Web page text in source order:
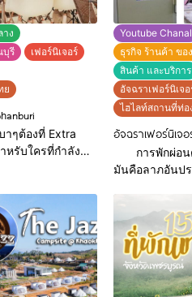
ง
บุรี
เฟอร์นิเจอร์
ย
งที่ Extra
เจอร์เอาไว้
ะนำที่
อร์นิเจอร์
ลือกมากมาย ทั้ง
องทำงาน เเละ
บทุกวงจร ซื้อจบในที่นี่ที่
Youtube Chanal
ธุรกิจ ร้านค้า ขอ
สินค้า และบริการ
อัจฉราเฟอร์นิเจอ
ไฮไลท์สถานที่ท่อ
อัจฉราเฟอร์นิเ
การพักผ่อนด้
มันคือลาภอันปร
สำหรับคนทำงา
ที่นอนที่นอนหลับสบาย ยังไม่
นอนนุ่มๆยังมีเ
ของ ตู้เซฟ ชุดโต๊
มากมายหลายฟุ